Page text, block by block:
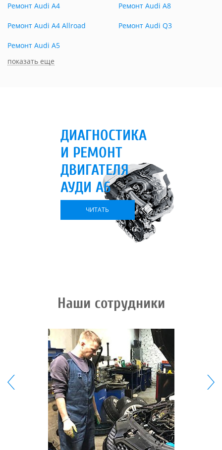
Ремонт Audi A4
Ремонт Audi A4 Allroad
Ремонт Audi A5
Ремонт Audi A8
Ремонт Audi Q3
показать еще
ДИАГНОСТИКА
И РЕМОНТ
ДВИГАТЕЛЯ
АУДИ А6
ЧИТАТЬ
Наши сотрудники